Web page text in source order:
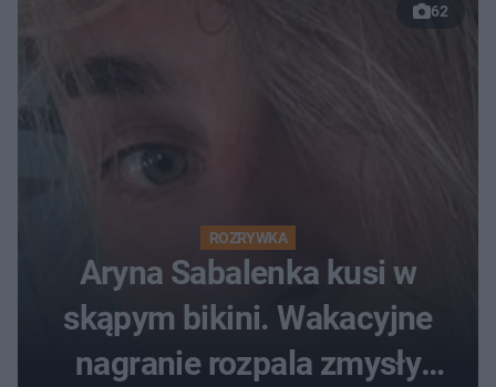
62
ROZRYWKA
Aryna Sabalenka kusi w
skąpym bikini. Wakacyjne
nagranie rozpala zmysły